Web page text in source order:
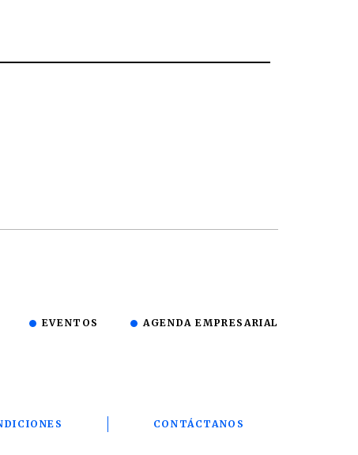
EVENTOS AGENDA EMPRESARIAL
CONTÁCTANOS